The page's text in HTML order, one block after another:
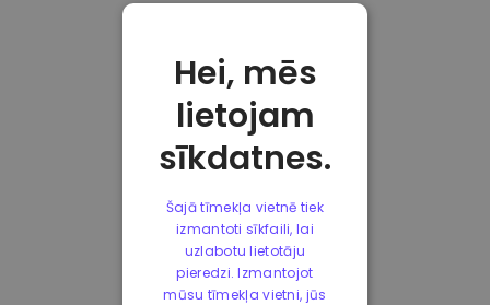
Hei, mēs
lietojam
sīkdatnes.
Šajā tīmekļa vietnē tiek
izmantoti sīkfaili, lai
uzlabotu lietotāju
pieredzi. Izmantojot
mūsu tīmekļa vietni, jūs